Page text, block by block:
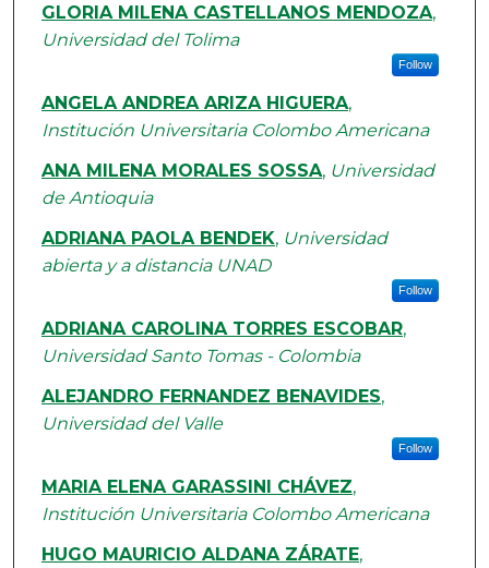
GLORIA MILENA CASTELLANOS MENDOZA,
Universidad del Tolima
Follow
ANGELA ANDREA ARIZA HIGUERA,
Institución Universitaria Colombo Americana
ANA MILENA MORALES SOSSA, Universidad
de Antioquia
ADRIANA PAOLA BENDEK, Universidad
abierta y a distancia UNAD
Follow
ADRIANA CAROLINA TORRES ESCOBAR,
Universidad Santo Tomas - Colombia
ALEJANDRO FERNANDEZ BENAVIDES,
Universidad del Valle
Follow
MARIA ELENA GARASSINI CHÁVEZ,
Institución Universitaria Colombo Americana
HUGO MAURICIO ALDANA ZÁRATE,